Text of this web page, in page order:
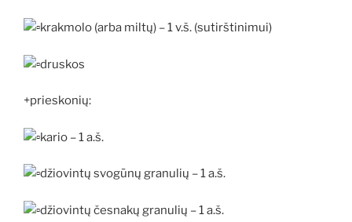
krakmolo (arba miltų) – 1 v.š. (sutirštinimui)
druskos
+prieskonių:
kario – 1 a.š.
džiovintų svogūnų granulių – 1 a.š.
džiovintų česnakų granulių – 1 a.š.